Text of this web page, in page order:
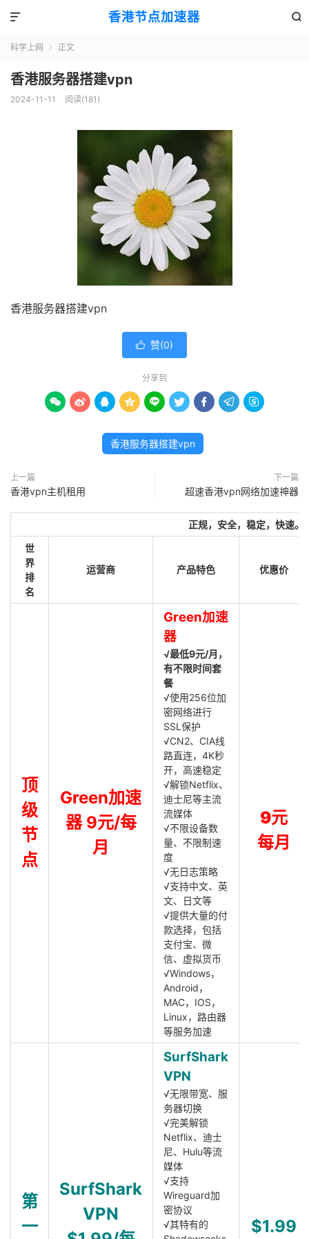
香港节点加速器 

科学上网  正文
香港服务器搭建vpn
2024-11-11 阅读(181)
香港服务器搭建vpn
 赞(0)
分享到
        
香港服务器搭建vpn
上一篇
香港vpn主机租用
下一篇
超速香港vpn网络加速神器
正规，安全，稳定，快速。
世
界
排
名
运营商 产品特色 优惠价
顶
级
节
点
Green加速
器 9元/每
月
Green加速
器
√最低9元/月，
有不限时间套
餐
√使用256位加
密网络进行
SSL保护
√CN2、CIA线
路直连，4K秒
开，高速稳定
√解锁Netflix、
迪士尼等主流
流媒体
√不限设备数
量、不限制速
度
√无日志策略
√支持中文、英
文、日文等
√提供大量的付
款选择，包括
支付宝、微
信、虚拟货币
√Windows，
Android，
MAC，IOS，
Linux，路由器
等服务加速
9元
每月
第
一
SurfShark
VPN
SurfShark
VPN
√无限带宽、服
务器切换
√完美解锁
Netflix、迪士
尼、Hulu等流
媒体
√支持
Wireguard加
密协议
√其特有的
$1.99